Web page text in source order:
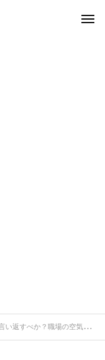
？職場の空気を悪くしない賢い対処法